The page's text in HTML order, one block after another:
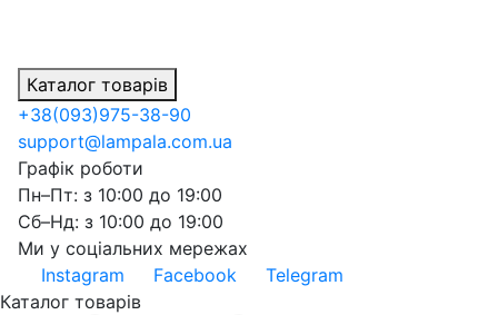
Каталог товарів
+38(093)975-38-90
support@lampala.com.ua
Графік роботи
Пн–Пт: з 10:00 до 19:00
Сб–Нд: з 10:00 до 19:00
Ми у соціальних мережах
Instagram
Facebook
Telegram
Каталог товарів